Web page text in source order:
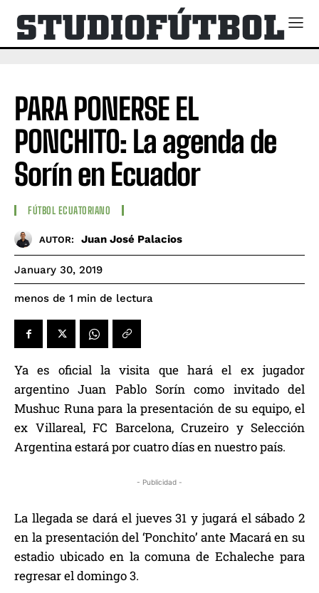
PARA PONERSE EL
PONCHITO: La agenda de
Sorín en Ecuador
FÚTBOL ECUATORIANO
AUTOR: Juan José Palacios
January 30, 2019
menos de 1 min de lectura
Ya es oficial la visita que hará el ex jugador
argentino Juan Pablo Sorín como invitado del
Mushuc Runa para la presentación de su equipo, el
ex Villareal, FC Barcelona, Cruzeiro y Selección
Argentina estará por cuatro días en nuestro país.
- Publicidad -
La llegada se dará el jueves 31 y jugará el sábado 2
en la presentación del ‘Ponchito’ ante Macará en su
estadio ubicado en la comuna de Echaleche para
regresar el domingo 3.